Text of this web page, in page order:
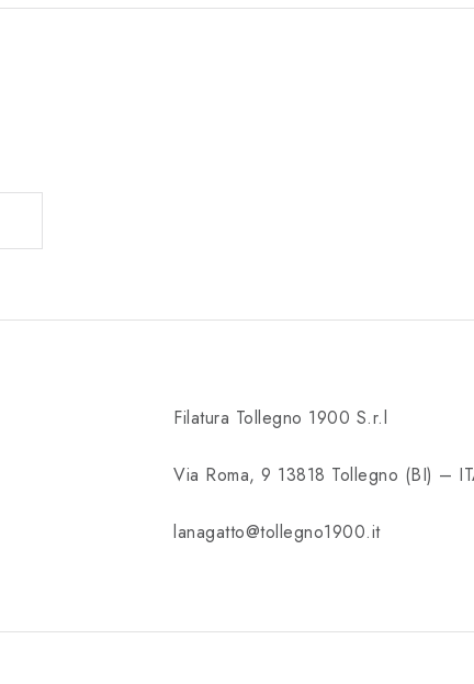
Filatura Tollegno 1900 S.r.l
Via Roma, 9 13818 Tollegno (BI) –
lanagatto@tollegno1900.it